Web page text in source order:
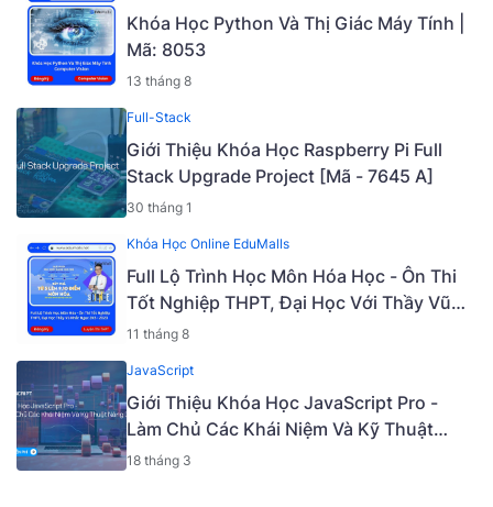
Khóa Học Python Và Thị Giác Máy Tính |
Mã: 8053
13 tháng 8
Full-Stack
Giới Thiệu Khóa Học Raspberry Pi Full
Stack Upgrade Project [Mã - 7645 A]
30 tháng 1
Khóa Học Online EduMalls
Full Lộ Trình Học Môn Hóa Học - Ôn Thi
Tốt Nghiệp THPT, Đại Học Với Thầy Vũ
Khắc Ngọc 2K5 - 2023 | Mã: 9009
11 tháng 8
JavaScript
Giới Thiệu Khóa Học JavaScript Pro -
Làm Chủ Các Khái Niệm Và Kỹ Thuật
Nâng Cao [Mã - 6919 A]
18 tháng 3